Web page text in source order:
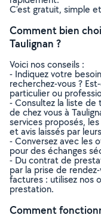
C’est gratuit, simple
Comment bien
Taulignan ?
Voici nos conseils :
- Indiquez votre
recherchez-vous ?
particulier ou
- Consultez la liste de
de chez vous à
services proposés,
et avis laissés par
- Conversez avec les
pour des échanges
- Du contrat de
par la prise de
factures : utilisez nos
prestation.
Comment